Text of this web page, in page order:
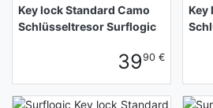
Key lock Standard Camo
Schlüsseltresor Surflogic
3990 €
Key